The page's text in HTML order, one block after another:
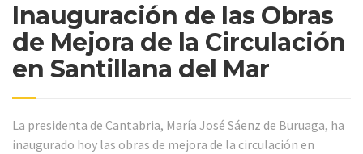
Inauguración de las Obras
de Mejora de la Circulación
en Santillana del Mar
La presidenta de Cantabria, María José Sáenz de Buruaga, ha
inaugurado hoy las obras de mejora de la circulación en